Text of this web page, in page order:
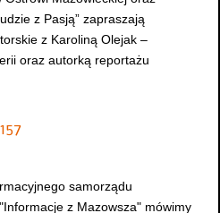
z Pasją” zapraszają
z Karoliną Olejak –
oraz autorką reportażu
samorządu
z Mazowsza" mówimy